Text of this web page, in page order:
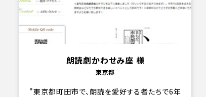
朗読劇かわせみ座 様
東京都
東京都町田市で、朗読を愛好する者たちで6年